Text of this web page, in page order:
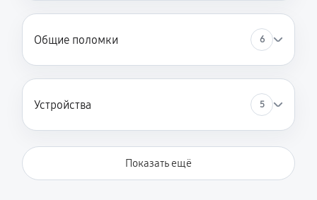
Общие поломки 6
Устройства 5
Показать ещё